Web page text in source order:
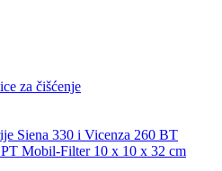
za čišćenje
Siena 330 i Vicenza 260 BT
Mobil-Filter 10 x 10 x 32 cm